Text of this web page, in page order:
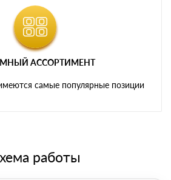
АССОРТИМЕНТ
самые популярные позиции
работы